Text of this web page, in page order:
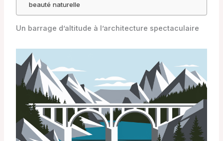
beauté naturelle
Un barrage d’altitude à l’architecture spectaculaire